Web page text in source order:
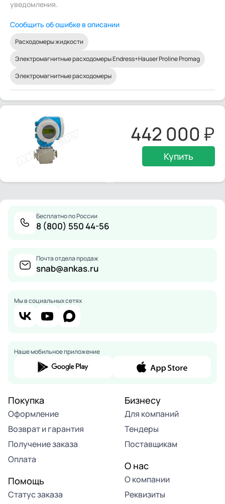
уведомления.
Сообщить об ошибке в описании
Расходомеры жидкости
Электромагнитные расходомеры Endress+Hauser Proline Promag
Электромагнитные расходомеры
442 000
Купить
Бесплатно по России
8 (800) 550 44-56
Почта отдела продаж
snab@ankas.ru
Мы в социальных сетях
Наше мобильное приложение
Покупка
Оформление
Возврат и гарантия
Получение заказа
Оплата
Помощь
Статус заказа
Бизнесу
Для компаний
Тендеры
Поставщикам
О нас
О компании
Реквизиты